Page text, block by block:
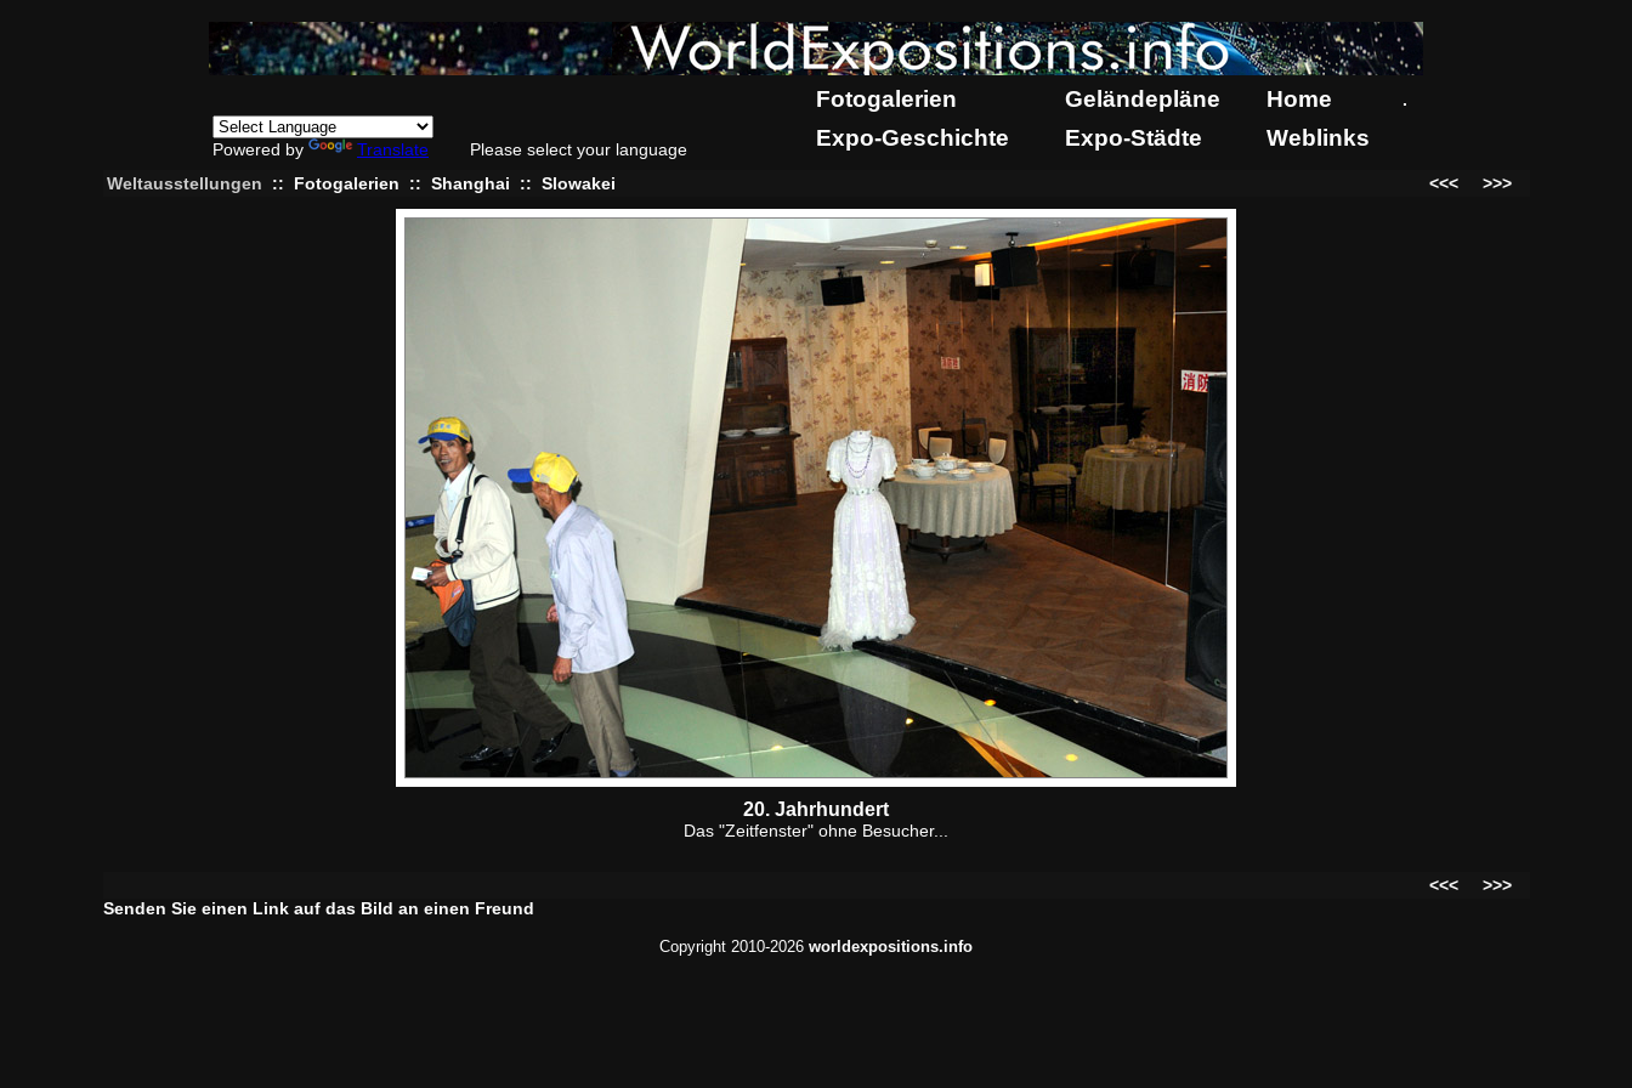
Powered by Translate Please select your language
Fotogalerien Geländepläne Home .
Expo-Geschichte Expo-Städte Weblinks
Weltausstellungen :: Fotogalerien :: Shanghai :: Slowakei <<< >>>
20. Jahrhundert
Das "Zeitfenster" ohne Besucher...
<<<
>>>
Senden Sie einen Link auf das Bild an einen Freund
Copyright 2010-2026 worldexpositions.info